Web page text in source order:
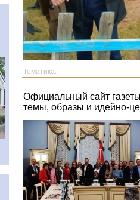
Тематика:
Официальный сайт
темы, образы и идейно-